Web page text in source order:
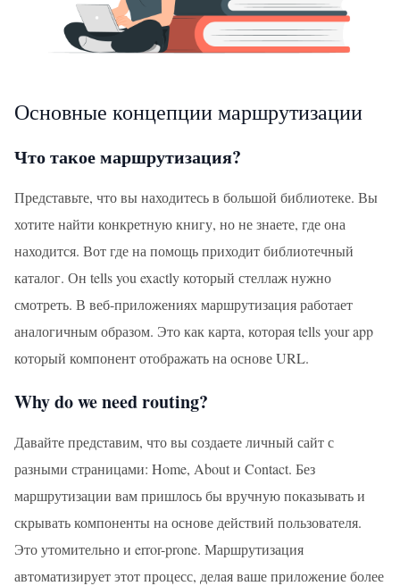
Основные концепции маршрутизации
Что такое маршрутизация?
Представьте, что вы находитесь в большой библиотеке. Вы
хотите найти конкретную книгу, но не знаете, где она
находится. Вот где на помощь приходит библиотечный
каталог. Он tells you exactly который стеллаж нужно
смотреть. В веб-приложениях маршрутизация работает
аналогичным образом. Это как карта, которая tells your app
который компонент отображать на основе URL.
Why do we need routing?
Давайте представим, что вы создаете личный сайт с
разными страницами: Home, About и Contact. Без
маршрутизации вам пришлось бы вручную показывать и
скрывать компоненты на основе действий пользователя.
Это утомительно и error-prone. Маршрутизация
автоматизирует этот процесс, делая ваше приложение более